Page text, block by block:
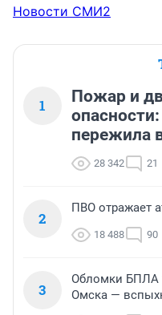
Новости СМИ2
1
Пожар и
пережила
28 342 21
2
ПВО отражает
18 488 90
3
Обломки БПЛА
Омска —